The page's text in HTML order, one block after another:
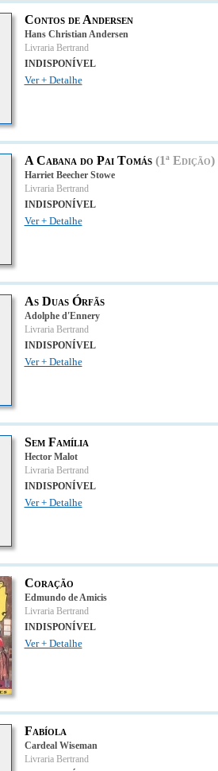
Contos de Andersen
Hans Christian Andersen
Livraria Bertrand
INDISPONÍVEL
Ver + Detalhe
A Cabana do Pai Tomás (1ª Edição)
Harriet Beecher Stowe
Livraria Bertrand
INDISPONÍVEL
Ver + Detalhe
As Duas Órfãs
Adolphe d'Ennery
Livraria Bertrand
INDISPONÍVEL
Ver + Detalhe
Sem Família
Hector Malot
Livraria Bertrand
INDISPONÍVEL
Ver + Detalhe
Coração
Edmundo de Amicis
Livraria Bertrand
INDISPONÍVEL
Ver + Detalhe
Fabíola
Cardeal Wiseman
Livraria Bertrand